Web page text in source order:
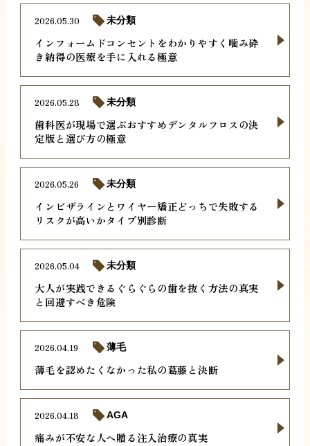
インフォームドコンセントをわかりやすく噛み砕
き納得の医療を手に入れる極意
2026.05.30 未分類
歯科医が現場で選ぶおすすめデンタルフロスの決
定版と選び方の極意
2026.05.28 未分類
インビザラインとワイヤー矯正どっちで失敗する
リスクが高いかタイプ別診断
2026.05.26 未分類
大人が実践できるぐらぐらの歯を抜く方法の真実
と回避すべき危険
2026.05.04 未分類
薄毛を認めたくなかった私の葛藤と決断
2026.04.19 薄毛
痛みが不安な人へ贈る注入治療の真実
2026.04.18 AGA